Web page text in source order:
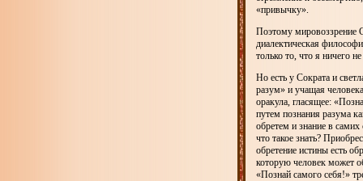
«привычку».
Поэтому мировоззрение
диалектическая
только то, что я ничего
Но есть у Сократа и
разум» и учащая
оракула, гласящее:
путем познания разума
обретем и знание в
что такое знать?
обретение истины есть
которую человек может
«Познай самого себя!»